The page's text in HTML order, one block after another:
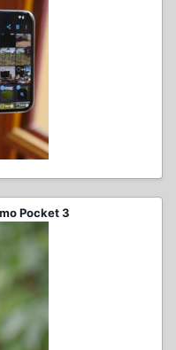
Pocket 3